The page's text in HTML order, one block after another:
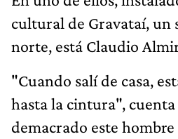
cultural de Gravataí, un
norte, está Claudio
"Cuando salí de casa,
hasta la cintura",
demacrado este hombre